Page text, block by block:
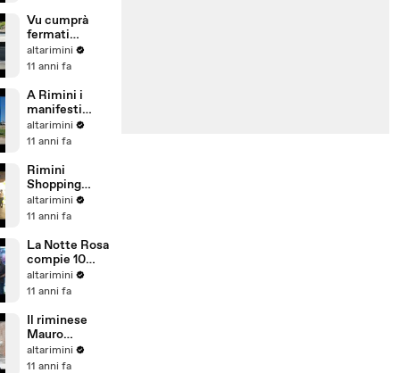
in scooter
Vu cumprà
fermati
mentre
scendono dal
Cattolica,
merce
sequestrata
altarimini
11 anni fa
A Rimini i
manifesti
provocatori di
Cattelan, tra
letto di
patatine
altarimini
11 anni fa
Rimini
Shopping
Night è
successo,
persone nel
centro storico
altarimini
11 anni fa
La Notte Rosa
compie 10
anni, tutto
pronto per la
del 3 luglio
altarimini
11 anni fa
Il riminese
Mauro
Catalini fa
ballare la
altarimini
11 anni fa